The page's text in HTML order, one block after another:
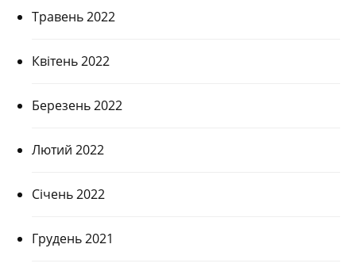
Травень 2022
Квітень 2022
Березень 2022
Лютий 2022
Січень 2022
Грудень 2021